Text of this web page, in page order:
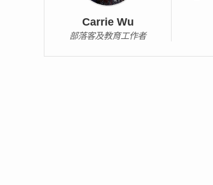
Carrie Wu
部落客及教育工作者